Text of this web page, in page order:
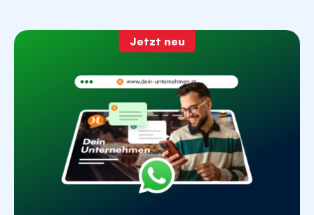
Professionelle Webdesigner
SEO optimierte Texte
Daten und Fakten - Contentseite
speziell für KI-Suchmaschinen
Jetzt neu